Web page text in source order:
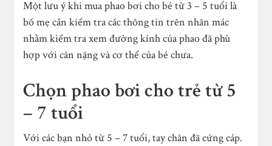
Một lưu ý khi mua phao bơi cho bé từ 3 – 5 tuổi là
bố mẹ cần kiểm tra các thông tin trên nhãn mác
nhằm kiểm tra xem đường kính của phao đã phù
hợp với cân nặng và cơ thể của bé chưa.
Chọn phao bơi cho trẻ từ 5
– 7 tuổi
Với các bạn nhỏ từ 5 – 7 tuổi, tay chân đã cứng cáp.